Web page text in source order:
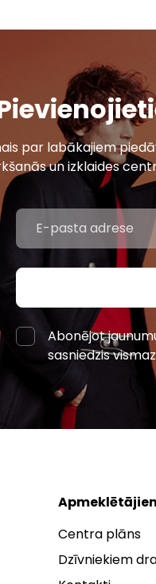
par labākajiem
un izklaides
Abonējot
sasniedzis
Centra plāns
Dzīvniekiem